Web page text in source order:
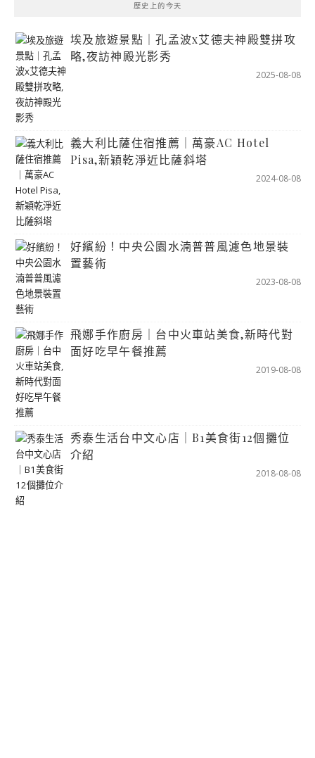
歷史上的今天
埃及旅遊景點｜孔孟波x艾德夫神殿雙拼攻
略,夜訪神殿光影秀
2025-08-08
義大利比薩住宿推薦｜萬豪AC Hotel
Pisa,新穎乾淨近比薩斜塔
2024-08-08
好繽紛！中央公園水湳普普風濾色地景裝
置藝術
2023-08-08
飛娜手作廚房｜台中火車站美食,新時代對
面好吃早午餐推薦
2019-08-08
秀泰生活台中文心店｜B1美食街12個攤位
介紹
2018-08-08